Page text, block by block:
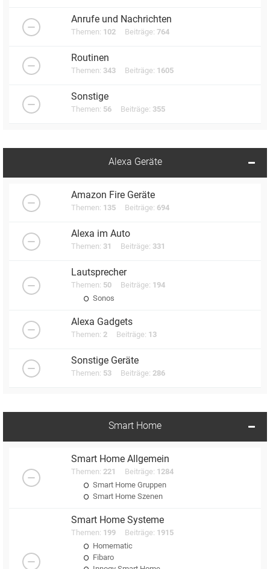
Anrufe und Nachrichten
Themen: 102 Beiträge: 764
Routinen
Themen: 343 Beiträge: 1605
Sonstige
Themen: 56 Beiträge: 355
Alexa Geräte
Amazon Fire Geräte
Themen: 135 Beiträge: 694
Alexa im Auto
Themen: 31 Beiträge: 331
Lautsprecher
Themen: 50 Beiträge: 194
Sonos
Alexa Gadgets
Themen: 2 Beiträge: 13
Sonstige Geräte
Themen: 53 Beiträge: 286
Smart Home
Smart Home Allgemein
Themen: 221 Beiträge: 1284
Smart Home Gruppen
Smart Home Szenen
Smart Home Systeme
Themen: 199 Beiträge: 1915
Homematic
Fibaro